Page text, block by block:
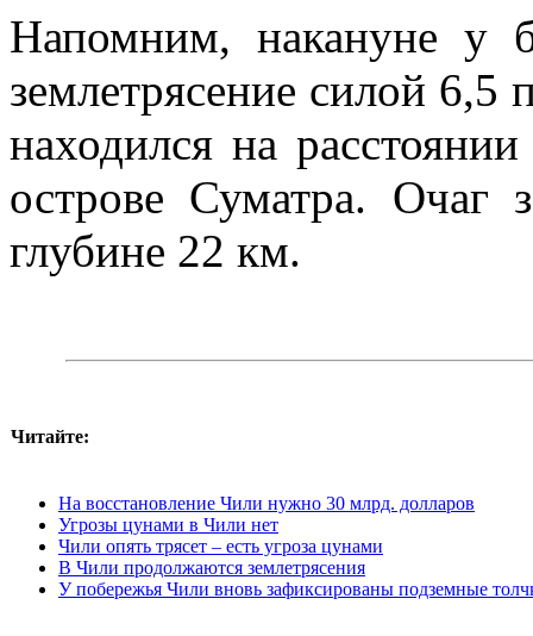
Напомним, накануне у
землетрясение силой 6,5
находился на
острове Суматра. Очаг
глубине 22 км.
Читайте:
На восстановление Чили нужно 30 млрд. долларов
Угрозы цунами в Чили нет
Чили опять трясет – есть угроза цунами
В Чили продолжаются землетрясения
У побережья Чили вновь зафиксированы подземные